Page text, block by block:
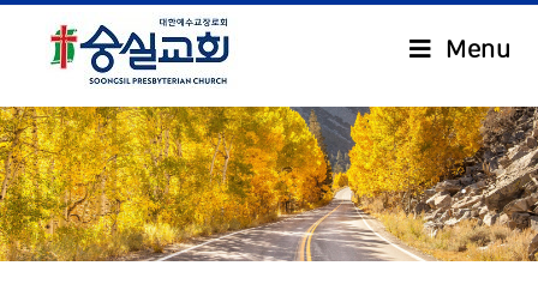
Menu
.